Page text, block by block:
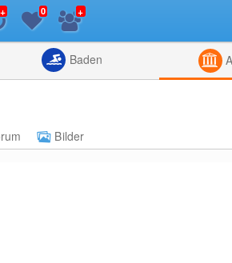
Listenansicht
+ 0 +
Baden
Bilder